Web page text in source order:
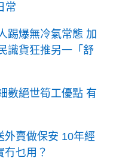
常
踢爆無冷氣常態 加
識貨狂推另一「舒
數絕世筍工優點 有
外賣做保安 10年經
冇乜用？